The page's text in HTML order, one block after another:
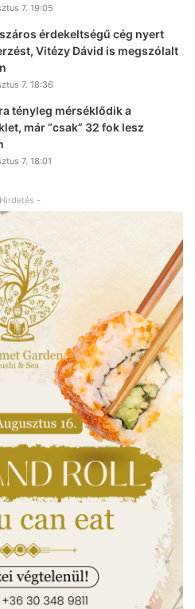
7. 19:05
érdekeltségű cég nyert
Vitézy Dávid is megszólalt
7. 18:36
tényleg mérséklődik a
már “csak” 32 fok lesz
7. 18:01
-